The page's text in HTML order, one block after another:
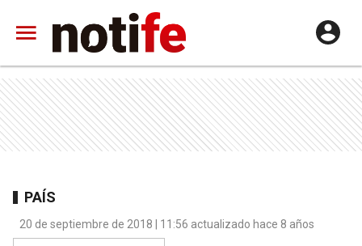
PAÍS
20 de septiembre de 2018 | 11:56 actualizado hace 8 años